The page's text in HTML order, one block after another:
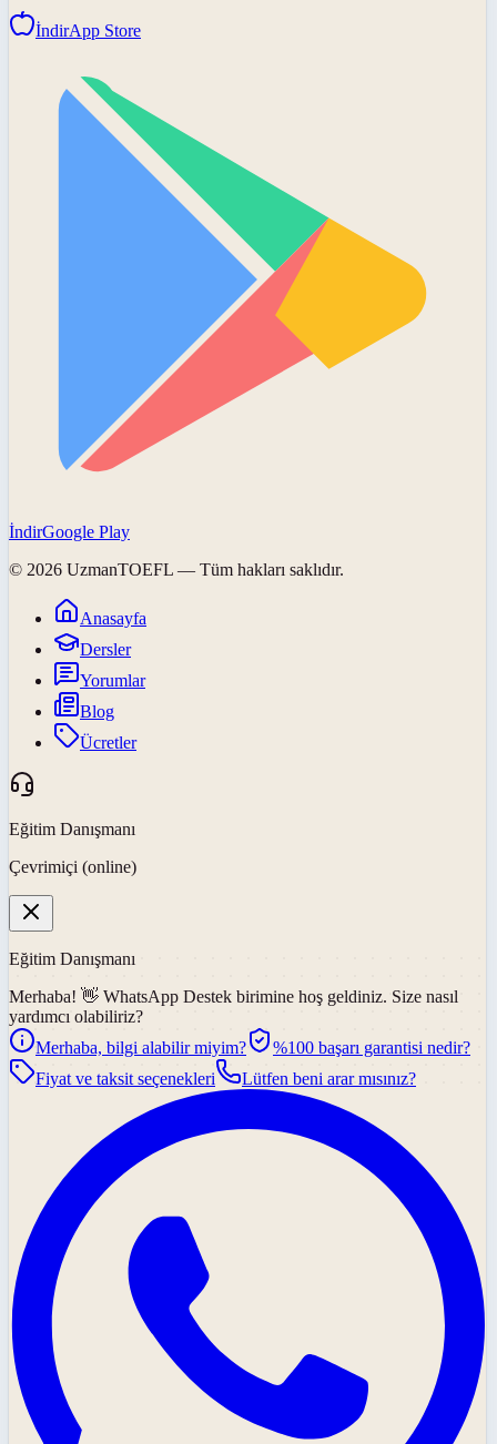
İndirApp Store
İndirGoogle Play
© 2026 UzmanTOEFL — Tüm hakları saklıdır.
Anasayfa
Dersler
Yorumlar
Blog
Ücretler
Eğitim Danışmanı
Çevrimiçi (online)
Eğitim Danışmanı
Merhaba! 👋 WhatsApp Destek birimine hoş geldiniz. Size nasıl
yardımcı olabiliriz?
Merhaba, bilgi alabilir miyim?
%100 başarı garantisi nedir?
Fiyat ve taksit seçenekleri
Lütfen beni arar mısınız?